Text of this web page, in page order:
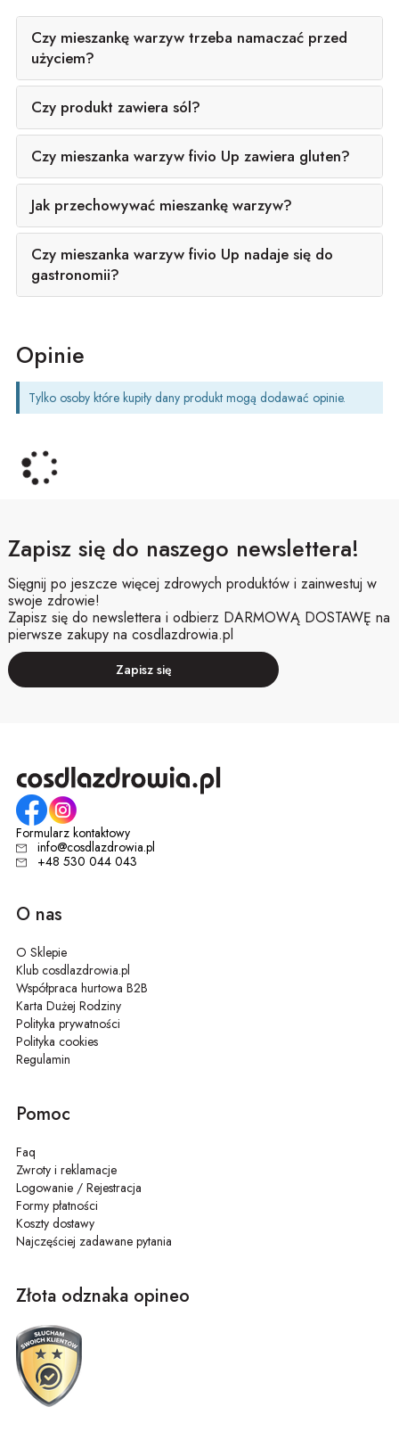
Czy mieszankę warzyw trzeba namaczać przed
użyciem?
Czy produkt zawiera sól?
Czy mieszanka warzyw fivio Up zawiera gluten?
Jak przechowywać mieszankę warzyw?
Czy mieszanka warzyw fivio Up nadaje się do
gastronomii?
Opinie
Tylko osoby które kupiły dany produkt mogą dodawać opinie.
Zapisz się do naszego newslettera!
Sięgnij po jeszcze więcej zdrowych produktów i zainwestuj w
swoje zdrowie!
Zapisz się do newslettera i odbierz DARMOWĄ DOSTAWĘ na
pierwsze zakupy na cosdlazdrowia.pl
Zapisz się
Formularz kontaktowy
info@cosdlazdrowia.pl
+48 530 044 043
O nas
O Sklepie
Klub cosdlazdrowia.pl
Współpraca hurtowa B2B
Karta Dużej Rodziny
Polityka prywatności
Polityka cookies
Regulamin
Pomoc
Faq
Zwroty i reklamacje
Logowanie / Rejestracja
Formy płatności
Koszty dostawy
Najczęściej zadawane pytania
Złota odznaka opineo